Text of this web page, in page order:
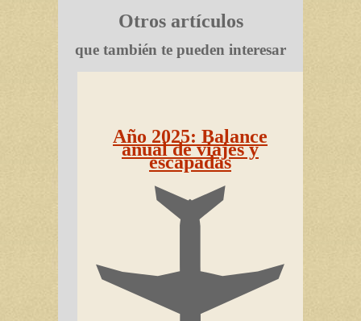
Otros artículos
que también te pueden interesar
Año 2025: Balance
anual de viajes y
escapadas